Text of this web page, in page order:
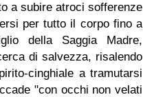
a subire atroci sofferenze
per tutto il corpo fino a
della Saggia Madre,
di salvezza, risalendo
cinghiale a tramutarsi
"con occhi non velati